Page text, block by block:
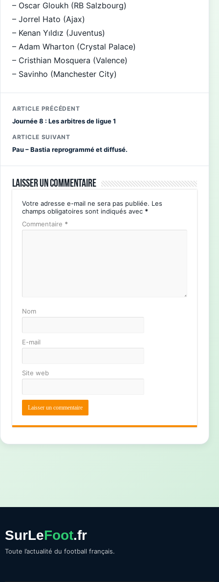
– Oscar Gloukh (RB Salzbourg)
– Jorrel Hato (Ajax)
– Kenan Yıldız (Juventus)
– Adam Wharton (Crystal Palace)
– Cristhian Mosquera (Valence)
– Savinho (Manchester City)
ARTICLE PRÉCÉDENT
Journée 8 : Les arbitres de ligue 1
ARTICLE SUIVANT
Pau – Bastia reprogrammé et diffusé.
Laisser un commentaire
Votre adresse e-mail ne sera pas publiée. Les
champs obligatoires sont indiqués avec *
Commentaire *
Nom
E-mail
Site web
SurLeFoot.fr
Toute l’actualité du football français.